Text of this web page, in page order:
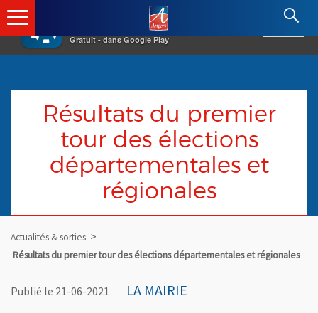
×
Gratuit - dans Google Play
Angers.fr : Retour à l'accueil
Résultats du premier
tour des élections
départementales et
régionales
Actualités & sorties
Résultats du premier tour des élections départementales et régionales
Publié le 21-06-2021 LA MAIRIE